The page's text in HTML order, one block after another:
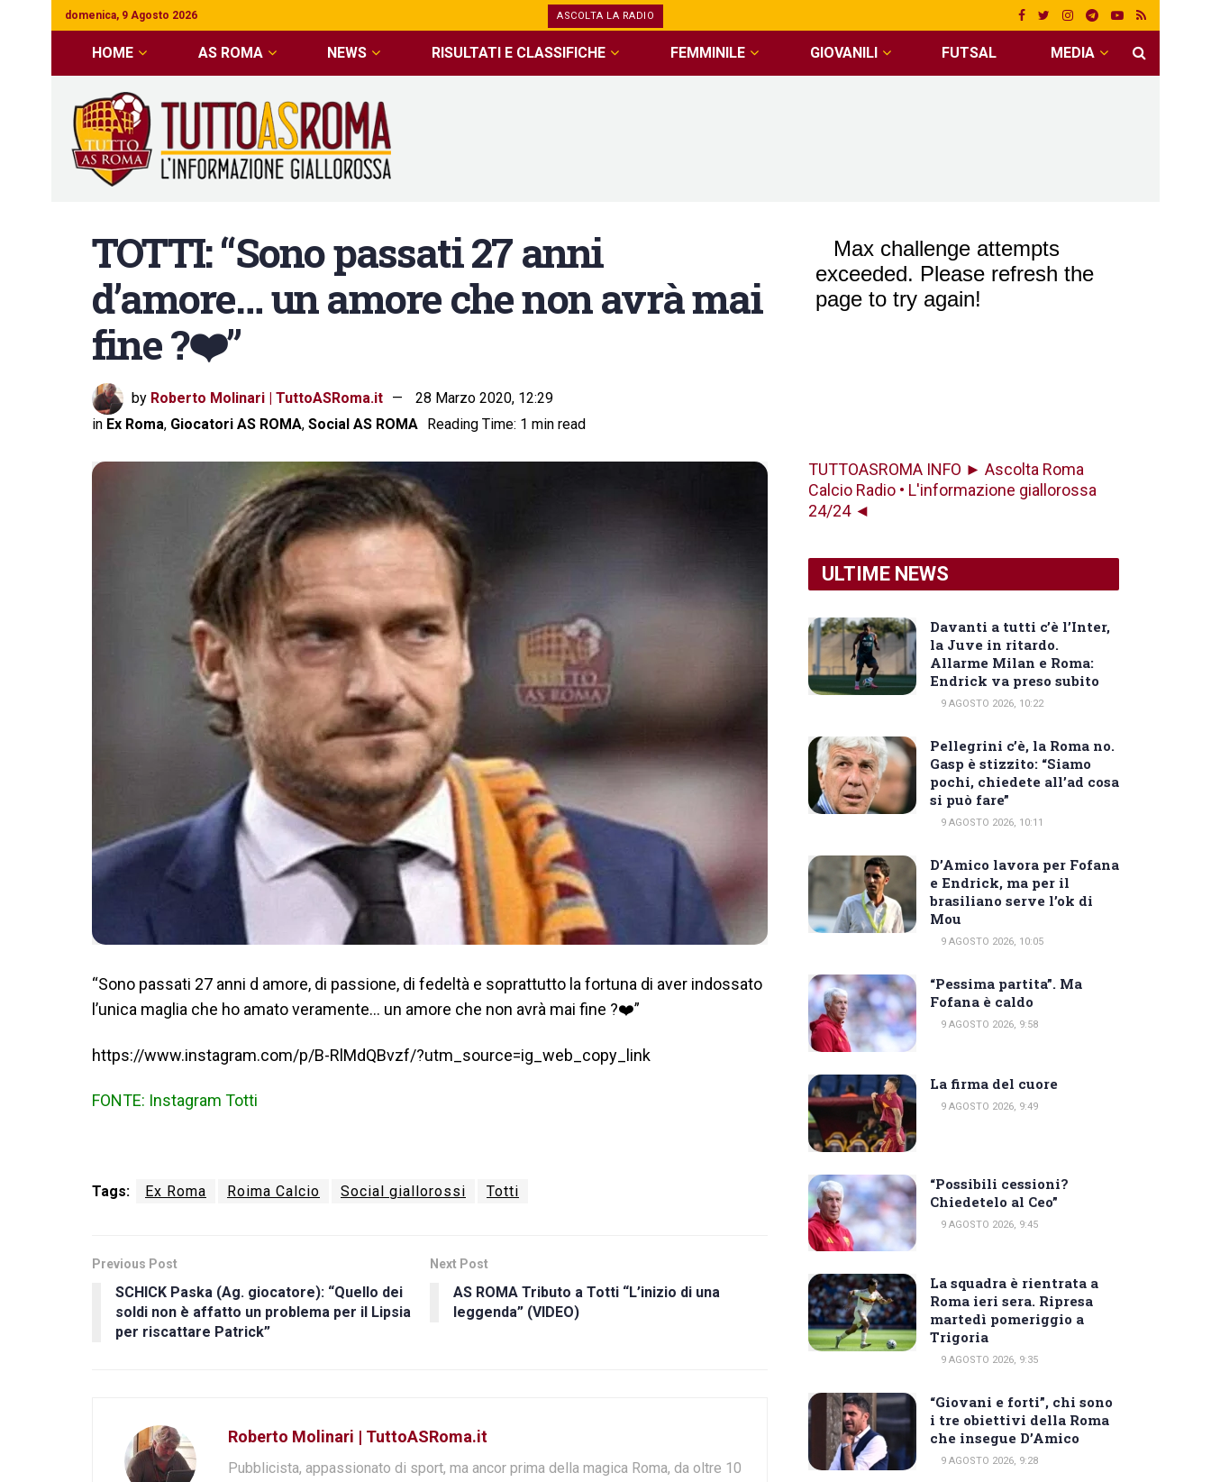
domenica, 9 Agosto 2026 ASCOLTA LA RADIO
HOME AS ROMA NEWS RISULTATI E CLASSIFICHE FEMMINILE GIOVANILI FUTSAL MEDIA
TOTTI: “Sono passati 27 anni
d’amore… un amore che non avrà mai
fine ?❤️”
by Roberto Molinari | TuttoASRoma.it
28 Marzo 2020, 12:29
in Ex Roma, Giocatori AS ROMA, Social AS ROMA Reading Time: 1 min read
“Sono passati 27 anni d amore, di passione, di fedeltà e soprattutto la fortuna di aver indossato
l’unica maglia che ho amato veramente… un amore che non avrà mai fine ?❤️”
https://www.instagram.com/p/B-RlMdQBvzf/?utm_source=ig_web_copy_link
FONTE: Instagram Totti
Tags: Ex Roma Roima Calcio Social giallorossi Totti
Previous Post
SCHICK Paska (Ag. giocatore): “Quello dei
soldi non è affatto un problema per il Lipsia
per riscattare Patrick”
Next Post
AS ROMA Tributo a Totti “L’inizio di una
leggenda” (VIDEO)
Roberto Molinari | TuttoASRoma.it
Pubblicista, appassionato di sport, ma ancor prima della magica Roma, da oltre 10
TUTTOASROMA INFO ► Ascolta Roma
Calcio Radio • L'informazione giallorossa
24/24 ◄
ULTIME NEWS
Davanti a tutti c’è l’Inter,
la Juve in ritardo.
Allarme Milan e Roma:
Endrick va preso subito
9 AGOSTO 2026, 10:22
Pellegrini c’è, la Roma no.
Gasp è stizzito: “Siamo
pochi, chiedete all’ad cosa
si può fare”
9 AGOSTO 2026, 10:11
D’Amico lavora per Fofana
e Endrick, ma per il
brasiliano serve l’ok di
Mou
9 AGOSTO 2026, 10:05
“Pessima partita”. Ma
Fofana è caldo
9 AGOSTO 2026, 9:58
La firma del cuore
9 AGOSTO 2026, 9:49
“Possibili cessioni?
Chiedetelo al Ceo”
9 AGOSTO 2026, 9:45
La squadra è rientrata a
Roma ieri sera. Ripresa
martedì pomeriggio a
Trigoria
9 AGOSTO 2026, 9:35
“Giovani e forti”, chi sono
i tre obiettivi della Roma
che insegue D’Amico
9 AGOSTO 2026, 9:28